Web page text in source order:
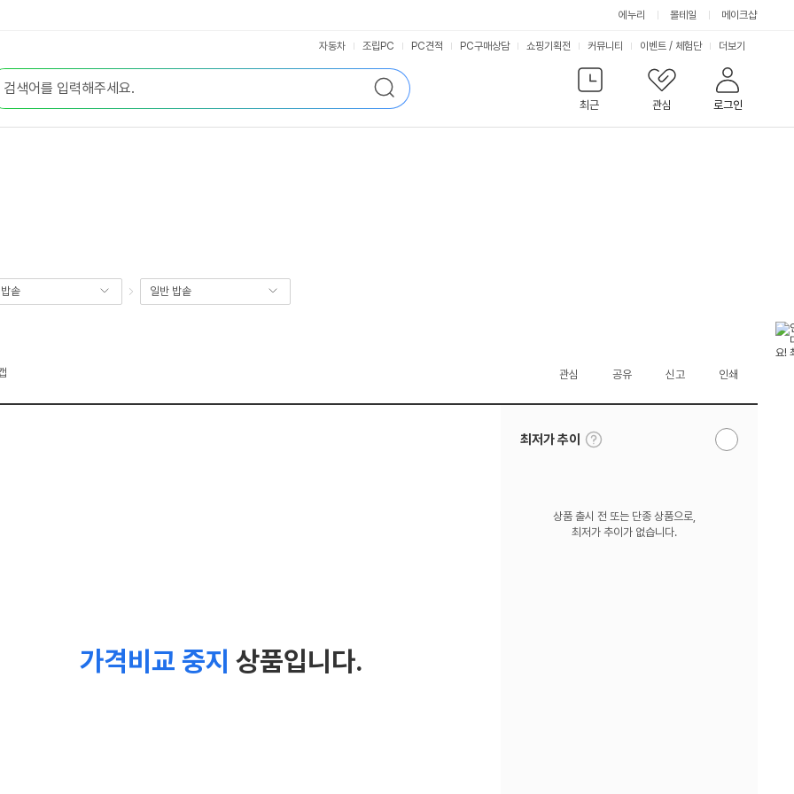
에누리 몰테일 메이크샵
검
색
최근
관심 로그인
자동차 조립PC PC견적 PC구매상담 쇼핑기획전 커뮤니티 이벤트 / 체험단 서
비
스
더보기
솥 일반 밥솥
관심 공유 신고 인쇄
가격비교 중지 상품입니다.
최저가 추이
툴
팁
알
상품 출시 전 또는 단종 상품으로,
최저가 추이가 없습니다.